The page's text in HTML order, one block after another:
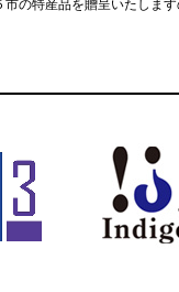
市の特産品を贈呈いたしま